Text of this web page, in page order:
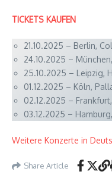
TICKETS KAUFEN
21.10.2025 – Berlin,
24.10.2025 –
25.10.2025 – Leipzig,
01.12.2025 – Köln,
02.12.2025 –
03.12.2025 –
Weitere Konzerte in
Share Article